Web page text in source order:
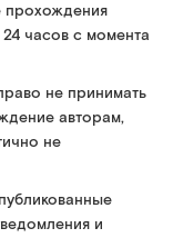
прохождения
часов с момента
не принимать
авторам,
не
и